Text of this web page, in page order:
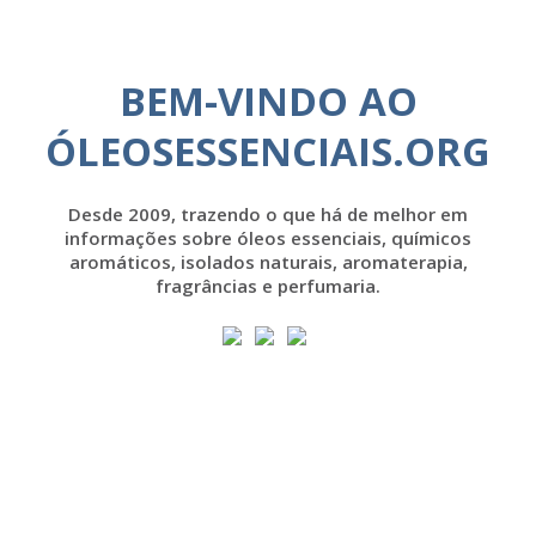
BEM-VINDO AO
ÓLEOSESSENCIAIS.ORG
Desde 2009, trazendo o que há de melhor em
informações sobre óleos essenciais, químicos
aromáticos, isolados naturais, aromaterapia,
fragrâncias e perfumaria.